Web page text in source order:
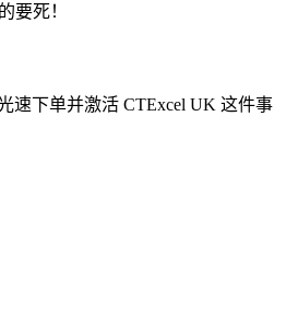
要死！
速下单并激活 CTExcel UK 这件事